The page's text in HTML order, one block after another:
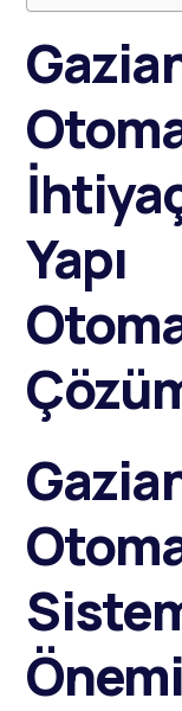
Yapı
Önemi